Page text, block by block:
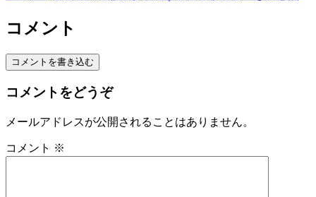
コメント
コメントを書き込む
コメントをどうぞ
メールアドレスが公開されることはありません。
コメント ※